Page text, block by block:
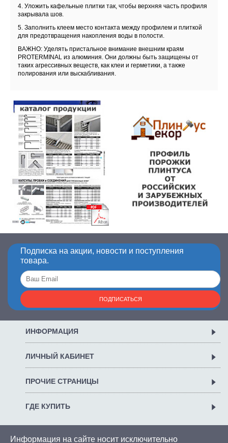
4. Уложить кафельные плитки так, чтобы верхняя часть профиля
закрывала шов.
5. Заполнить клеем место контакта между профилем и плиткой
для предотвращения накопления воды в полости.
ВАЖНО: Уделять пристальное внимание внешним краям
PROTERMINAL из алюминия. Они должны быть защищены от
таких агрессивных веществ, как клеи и герметики, а также
полирования или выскабливания.
Подписка на акции, новости и поступления
товара.
ПОДПИСАТЬСЯ
ИНФОРМАЦИЯ
ЛИЧНЫЙ КАБИНЕТ
ПРОЧИЕ СТРАНИЦЫ
ГДЕ КУПИТЬ
Информация на сайте носит исключительно